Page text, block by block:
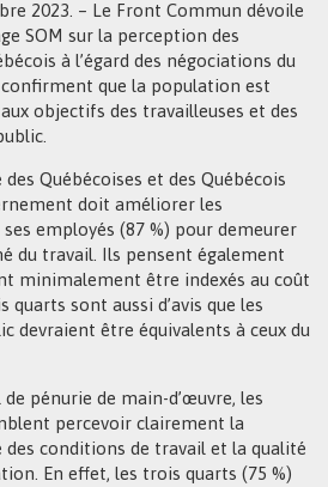
2023. – Le Front Commun dévoile
SOM sur la perception des
à l’égard des négociations du
que la population est
objectifs des travailleuses et des
Québécoises et des Québécois
doit améliorer les
employés (87 %) pour demeurer
du travail. Ils pensent également
minimalement être indexés au coût
quarts sont aussi d’avis que les
devraient être équivalents à ceux du
pénurie de main-d’œuvre, les
percevoir clairement la
conditions de travail et la qualité
En effet, les trois quarts (75 %)